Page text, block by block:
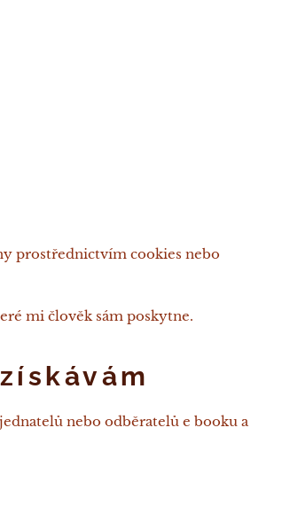
prostřednictvím cookies nebo
mi člověk sám poskytne.
nebo odběratelů e booku a